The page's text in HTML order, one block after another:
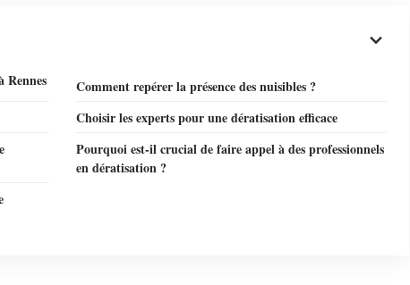
Rennes
Comment repérer la présence des nuisibles ?
Choisir les experts pour une dératisation efficace
Pourquoi est-il crucial de faire appel à des professionnels
en dératisation ?